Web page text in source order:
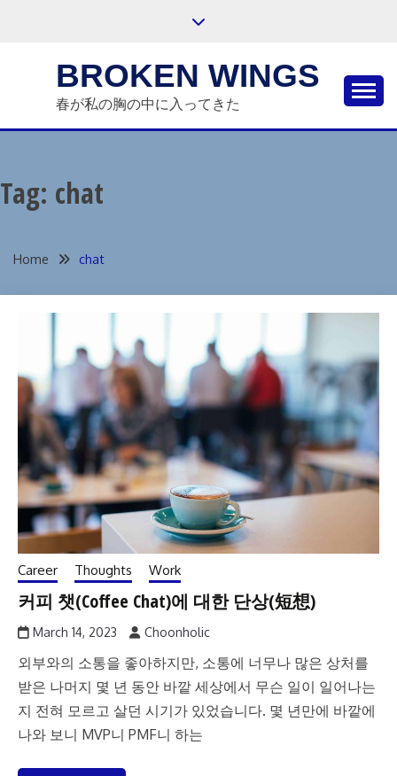
BROKEN WINGS
春が私の胸の中に入ってきた
Tag: chat
Home chat
Career Thoughts Work
커피 챗(Coffee Chat)에 대한 단상(短想)
March 14, 2023 Choonholic
외부와의 소통을 좋아하지만, 소통에 너무나 많은 상처를
받은 나머지 몇 년 동안 바깥 세상에서 무슨 일이 일어나는
지 전혀 모르고 살던 시기가 있었습니다. 몇 년만에 바깥에
나와 보니 MVP니 PMF니 하는